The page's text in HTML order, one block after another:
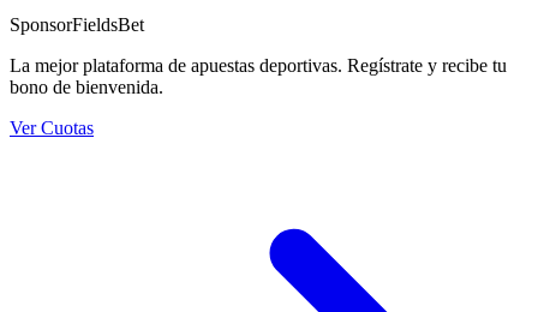
SponsorFieldsBet
La mejor plataforma de apuestas deportivas. Regístrate y recibe tu
bono de bienvenida.
Ver Cuotas